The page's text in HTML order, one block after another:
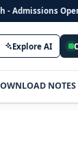
- Admissions
Explore AI
NOTES